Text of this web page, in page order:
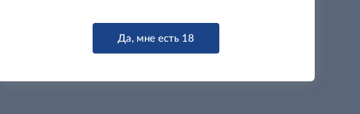
возраст Да, мне есть 18